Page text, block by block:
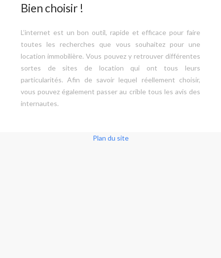
Bien choisir !
L’internet est un bon outil, rapide et efficace pour faire
toutes les recherches que vous souhaitez pour une
location immobilière. Vous pouvez y retrouver différentes
sortes de sites de location qui ont tous leurs
particularités. Afin de savoir lequel réellement choisir,
vous pouvez également passer au crible tous les avis des
internautes.
Plan du site